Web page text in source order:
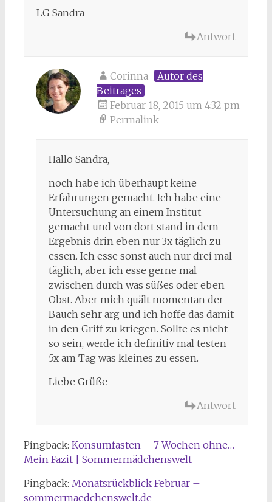
LG Sandra
Antwort
Corinna
Autor des
Beitrages
Februar 18, 2015 um 4:32 pm
Permalink
Hallo Sandra,
noch habe ich überhaupt keine
Erfahrungen gemacht. Ich habe eine
Untersuchung an einem Institut
gemacht und von dort stand in dem
Ergebnis drin eben nur 3x täglich zu
essen. Ich esse sonst auch nur drei mal
täglich, aber ich esse gerne mal
zwischen durch was süßes oder eben
Obst. Aber mich quält momentan der
Bauch sehr arg und ich hoffe das damit
in den Griff zu kriegen. Sollte es nicht
so sein, werde ich definitiv mal testen
5x am Tag was kleines zu essen.
Liebe Grüße
Antwort
Pingback: Konsumfasten – 7 Wochen ohne… –
Mein Fazit | Sommermädchenswelt
Pingback: Monatsrückblick Februar –
sommermaedchenswelt.de